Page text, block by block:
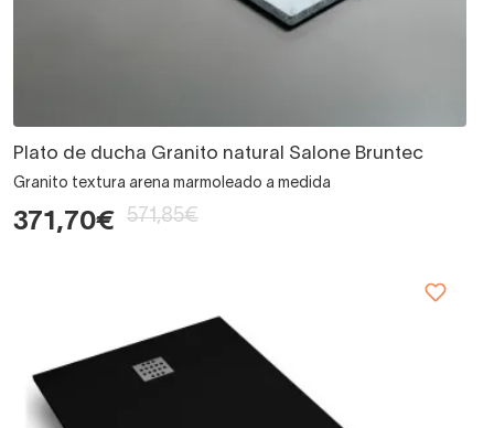
Plato de ducha Granito natural Salone Bruntec
Granito textura arena marmoleado a medida
371,70€ 571,85€